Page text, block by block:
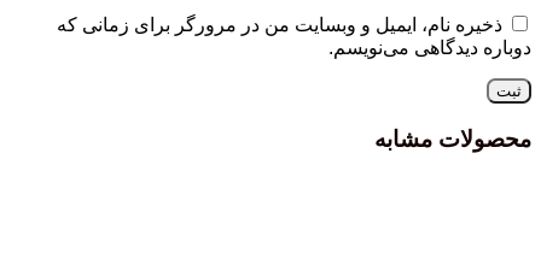
ذخیره نام، ایمیل و وبسایت من در مرورگر برای زمانی که
دوباره دیدگاهی می‌نویسم.
محصولات مشابه